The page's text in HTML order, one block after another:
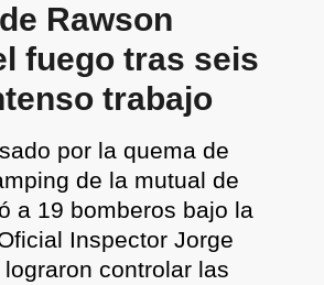
Rawson
fuego tras seis
trabajo
por la quema de
de la mutual de
a 19 bomberos bajo la
Inspector Jorge
controlar las